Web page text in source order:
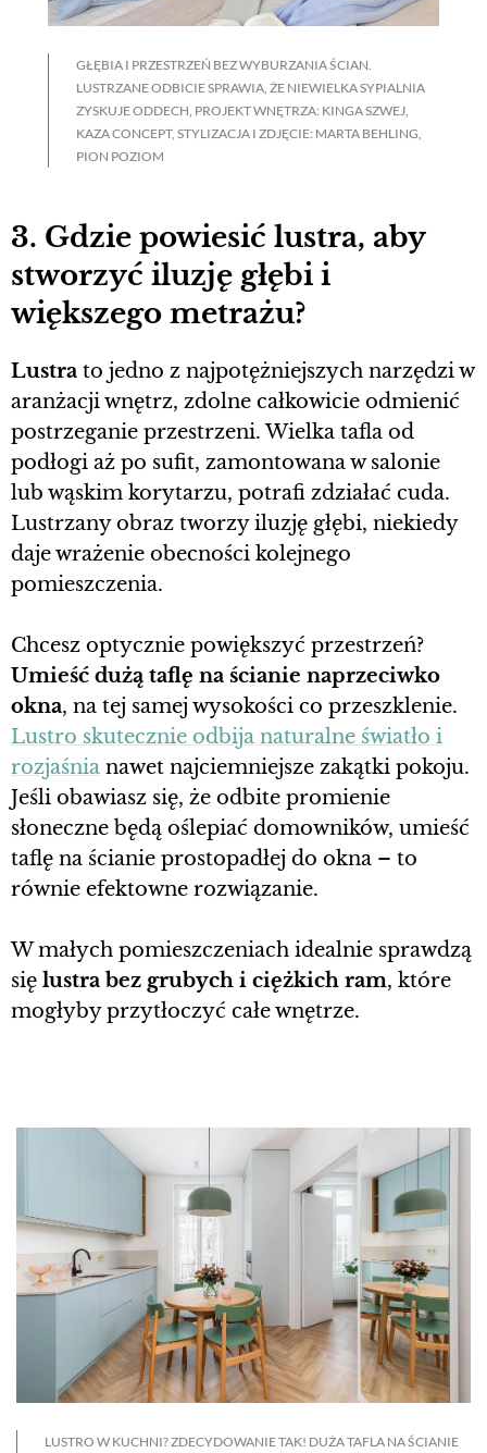
GŁĘBIA I PRZESTRZEŃ BEZ WYBURZANIA ŚCIAN.
LUSTRZANE ODBICIE SPRAWIA, ŻE NIEWIELKA SYPIALNIA
ZYSKUJE ODDECH, PROJEKT WNĘTRZA: KINGA SZWEJ,
KAZA CONCEPT, STYLIZACJA I ZDJĘCIE: MARTA BEHLING,
PION POZIOM
3. Gdzie powiesić lustra, aby
stworzyć iluzję głębi i
większego metrażu?
Lustra to jedno z najpotężniejszych narzędzi w
aranżacji wnętrz, zdolne całkowicie odmienić
postrzeganie przestrzeni. Wielka tafla od
podłogi aż po sufit, zamontowana w salonie
lub wąskim korytarzu, potrafi zdziałać cuda.
Lustrzany obraz tworzy iluzję głębi, niekiedy
daje wrażenie obecności kolejnego
pomieszczenia.
Chcesz optycznie powiększyć przestrzeń?
Umieść dużą taflę na ścianie naprzeciwko
okna, na tej samej wysokości co przeszklenie.
Lustro skutecznie odbija naturalne światło i
rozjaśnia nawet najciemniejsze zakątki pokoju.
Jeśli obawiasz się, że odbite promienie
słoneczne będą oślepiać domowników, umieść
taflę na ścianie prostopadłej do okna – to
równie efektowne rozwiązanie.
W małych pomieszczeniach idealnie sprawdzą
się lustra bez grubych i ciężkich ram, które
mogłyby przytłoczyć całe wnętrze.
LUSTRO W KUCHNI? ZDECYDOWANIE TAK! DUŻA TAFLA NA ŚCIANIE